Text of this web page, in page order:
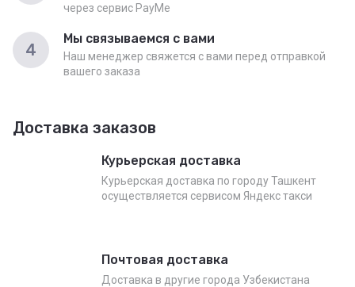
через сервис PayMe
4
Мы связываемся с вами
Наш менеджер свяжется с вами перед отправкой
вашего заказа
Доставка заказов
Курьерская доставка
Курьерская доставка по городу Ташкент
осуществляется сервисом Яндекс такси
Почтовая доставка
Доставка в другие города Узбекистана